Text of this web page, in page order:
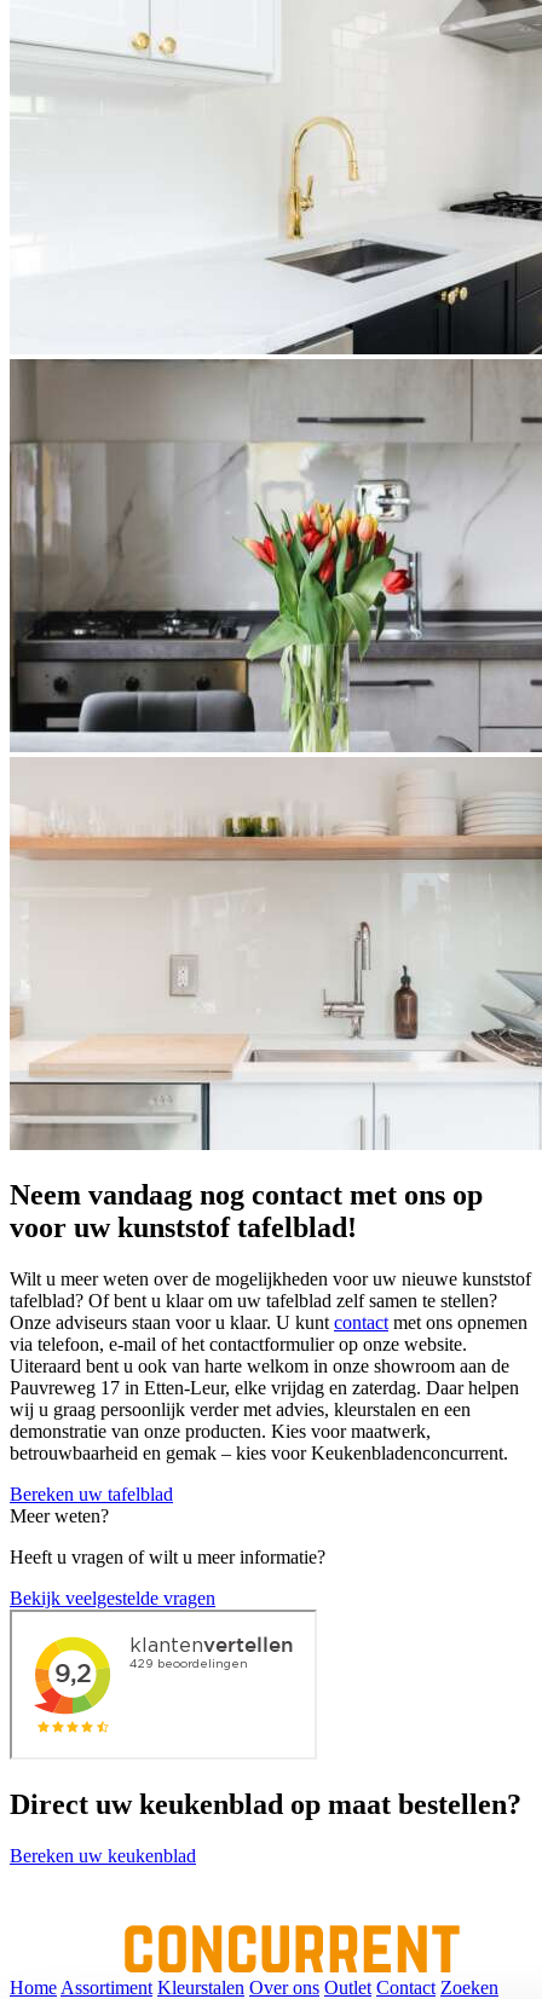
Neem vandaag nog contact met ons op
voor uw kunststof tafelblad!
Wilt u meer weten over de mogelijkheden voor uw nieuwe kunststof
tafelblad? Of bent u klaar om uw tafelblad zelf samen te stellen?
Onze adviseurs staan voor u klaar. U kunt contact met ons opnemen
via telefoon, e-mail of het contactformulier op onze website.
Uiteraard bent u ook van harte welkom in onze showroom aan de
Pauvreweg 17 in Etten-Leur, elke vrijdag en zaterdag. Daar helpen
wij u graag persoonlijk verder met advies, kleurstalen en een
demonstratie van onze producten. Kies voor maatwerk,
betrouwbaarheid en gemak – kies voor Keukenbladenconcurrent.
Bereken uw tafelblad
Meer weten?
Heeft u vragen of wilt u meer informatie?
Bekijk veelgestelde vragen
Direct uw keukenblad op maat bestellen?
Bereken uw keukenblad
HomeAssortiment Kleurstalen Over ons Outlet Contact Zoeken